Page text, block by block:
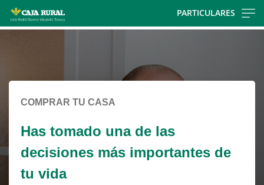
PARTICULARES
favor
COMPRAR TU CASA
Has tomado una de las
decisiones más importantes de
tu vida